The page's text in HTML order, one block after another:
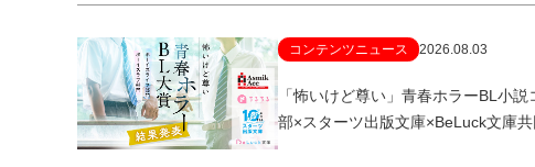
コンテンツニュース 2026.08.03
「怖いけど尊い」青春ホラーBL小
部×スターツ出版文庫×BeLuck文庫